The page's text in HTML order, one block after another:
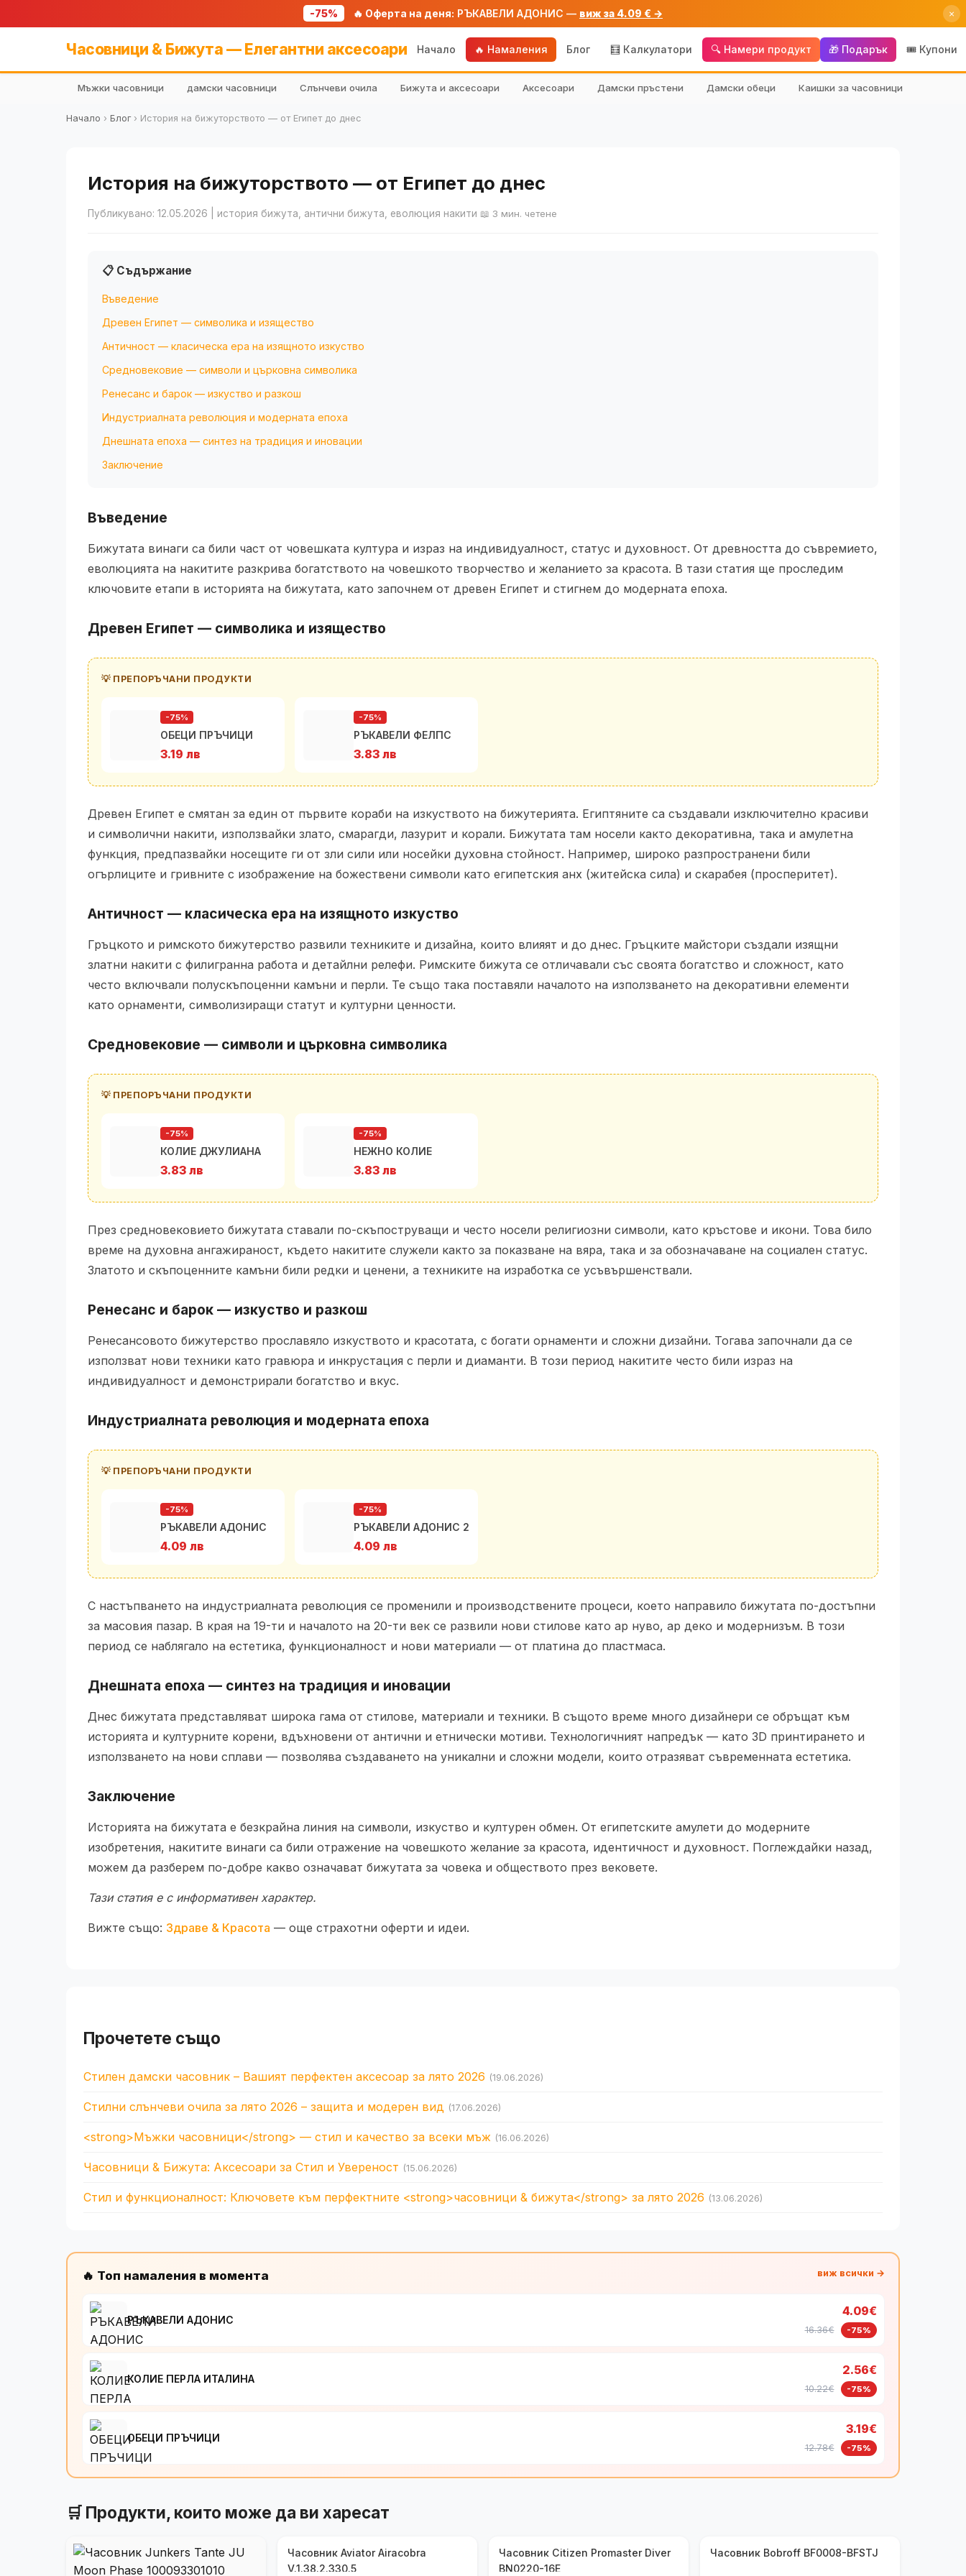
-75% 🔥 Оферта на деня: РЪКАВЕЛИ АДОНИС — виж за 4.09 € → ×
Часовници & Бижута — Елегантни аксесоари Начало 🔥 Намаления Блог 🧮 Калкулатори 🔍 Намери продукт 🎁 Подарък 🎟️ Купони
Мъжки часовници дамски часовници Слънчеви очила Бижута и аксесоари Аксесоари Дамски пръстени Дамски обеци Каишки за часовници
Начало › Блог› История на бижуторството — от Египет до днес
История на бижуторството — от Египет до днес
Публикувано: 12.05.2026 | история бижута, антични бижута, еволюция накити 📖 3 мин. четене
📋 Съдържание
Въведение
Древен Египет — символика и изящество
Античност — класическа ера на изящното изкуство
Средновековие — символи и църковна символика
Ренесанс и барок — изкуство и разкош
Индустриалната революция и модерната епоха
Днешната епоха — синтез на традиция и иновации
Заключение
Въведение
Бижутата винаги са били част от човешката култура и израз на индивидуалност, статус и духовност. От древността до съвремието,
еволюцията на накитите разкрива богатството на човешкото творчество и желанието за красота. В тази статия ще проследим
ключовите етапи в историята на бижутата, като започнем от древен Египет и стигнем до модерната епоха.
Древен Египет — символика и изящество
💡 ПРЕПОРЪЧАНИ ПРОДУКТИ
-75%
ОБЕЦИ ПРЪЧИЦИ
3.19 лв
-75%
РЪКАВЕЛИ ФЕЛПС
3.83 лв
Древен Египет е смятан за един от първите кораби на изкуството на бижутерията. Египтяните са създавали изключително красиви
и символични накити, използвайки злато, смарагди, лазурит и корали. Бижутата там носели както декоративна, така и амулетна
функция, предпазвайки носещите ги от зли сили или носейки духовна стойност. Например, широко разпространени били
огърлиците и гривните с изображение на божествени символи като египетския анх (житейска сила) и скарабея (просперитет).
Античност — класическа ера на изящното изкуство
Гръцкото и римското бижутерство развили техниките и дизайна, които влияят и до днес. Гръцките майстори създали изящни
златни накити с филигранна работа и детайлни релефи. Римските бижута се отличавали със своята богатство и сложност, като
често включвали полускъпоценни камъни и перли. Те също така поставяли началото на използването на декоративни елементи
като орнаменти, символизиращи статут и културни ценности.
Средновековие — символи и църковна символика
💡 ПРЕПОРЪЧАНИ ПРОДУКТИ
-75%
КОЛИЕ ДЖУЛИАНА
3.83 лв
-75%
НЕЖНО КОЛИЕ
3.83 лв
През средновековието бижутата ставали по-скъпоструващи и често носели религиозни символи, като кръстове и икони. Това било
време на духовна ангажираност, където накитите служели както за показване на вяра, така и за обозначаване на социален статус.
Златото и скъпоценните камъни били редки и ценени, а техниките на изработка се усъвършенствали.
Ренесанс и барок — изкуство и разкош
Ренесансовото бижутерство прославяло изкуството и красотата, с богати орнаменти и сложни дизайни. Тогава започнали да се
използват нови техники като гравюра и инкрустация с перли и диаманти. В този период накитите често били израз на
индивидуалност и демонстрирали богатство и вкус.
Индустриалната революция и модерната епоха
💡 ПРЕПОРЪЧАНИ ПРОДУКТИ
-75%
РЪКАВЕЛИ АДОНИС
4.09 лв
-75%
РЪКАВЕЛИ АДОНИС 2
4.09 лв
С настъпването на индустриалната революция се променили и производствените процеси, което направило бижутата по-достъпни
за масовия пазар. В края на 19-ти и началото на 20-ти век се развили нови стилове като ар нуво, ар деко и модернизъм. В този
период се наблягало на естетика, функционалност и нови материали — от платина до пластмаса.
Днешната епоха — синтез на традиция и иновации
Днес бижутата представляват широка гама от стилове, материали и техники. В същото време много дизайнери се обръщат към
историята и културните корени, вдъхновени от антични и етнически мотиви. Технологичният напредък — като 3D принтирането и
използването на нови сплави — позволява създаването на уникални и сложни модели, които отразяват съвременната естетика.
Заключение
Историята на бижутата е безкрайна линия на символи, изкуство и културен обмен. От египетските амулети до модерните
изобретения, накитите винаги са били отражение на човешкото желание за красота, идентичност и духовност. Поглеждайки назад,
можем да разберем по-добре какво означават бижутата за човека и обществото през вековете.
Тази статия е с информативен характер.
Вижте също: Здраве & Красота — още страхотни оферти и идеи.
Прочетете също
Стилен дамски часовник – Вашият перфектен аксесоар за лято 2026 (19.06.2026)
Стилни слънчеви очила за лято 2026 – защита и модерен вид (17.06.2026)
<strong>Мъжки часовници</strong> — стил и качество за всеки мъж (16.06.2026)
Часовници & Бижута: Аксесоари за Стил и Увереност (15.06.2026)
Стил и функционалност: Ключовете към перфектните <strong>часовници & бижута</strong> за лято 2026 (13.06.2026)
🔥 Топ намаления в момента виж всички →
РЪКАВЕЛИ АДОНИС
4.09€
16.36€ -75%
КОЛИЕ ПЕРЛА ИТАЛИНА
2.56€
10.22€ -75%
ОБЕЦИ ПРЪЧИЦИ
3.19€
12.78€ -75%
🛒 Продукти, които може да ви харесат
Часовник Aviator Airacobra
V.1.38.2.330.5
Часовник Citizen Promaster Diver
BN0220-16E
Часовник Bobroff BF0008-BFSTJ